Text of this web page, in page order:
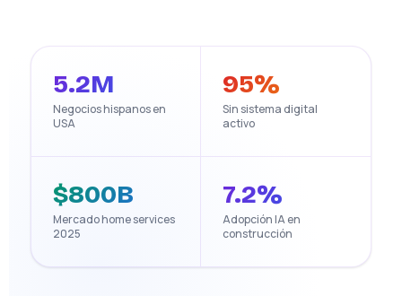
5.2M
Negocios hispanos en
USA
95%
Sin sistema digital
activo
$800B
Mercado home services
2025
7.2%
Adopción IA en
construcción